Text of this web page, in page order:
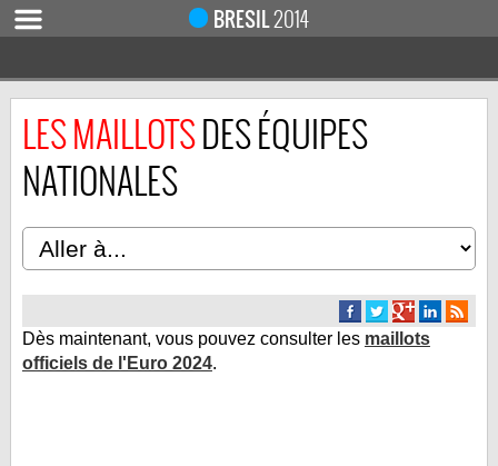
BRESIL2014
ACCUEIL
COUPE DU MONDE 2019
MONDIAL 2014
CALENDRIER / RÉSULTATS
DEMI-FINALES
CLASSEMENTS
LES MAILLOTSDES ÉQUIPES
NATIONALES
Dès maintenant, vous pouvez consulter les maillots
officiels de l'Euro 2024.